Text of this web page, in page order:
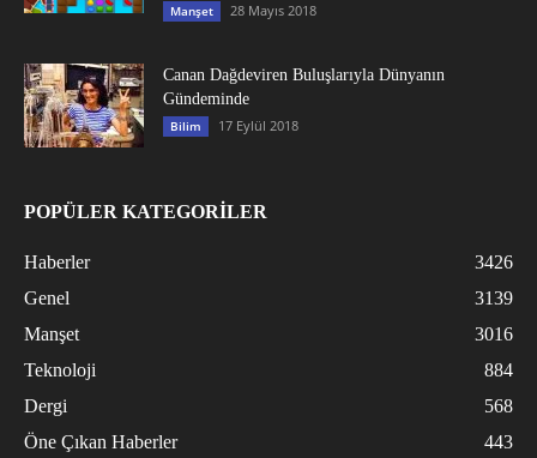
Manşet 28 Mayıs 2018
Canan Dağdeviren Buluşlarıyla Dünyanın
Gündeminde
Bilim 17 Eylül 2018
POPÜLER KATEGORİLER
Haberler
3426
Genel
3139
Manşet
3016
Teknoloji
884
Dergi
568
Öne Çıkan Haberler
443